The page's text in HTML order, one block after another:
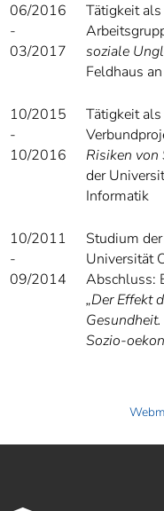
06/2016
-
03/2017
Tätigkeit
soziale
Feldhaus
10/2015
-
10/2016
Tätigkeit
Risiken
der
Informatik
10/2011
-
09/2014
Studium
Universität
Abschluss:
„Der Effekt
Gesundheit.
Sozio-